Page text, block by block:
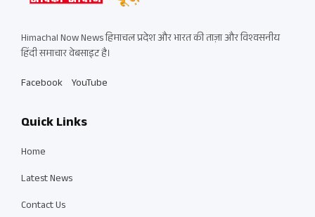
Himachal Now News हिमाचल प्रदेश और भारत की ताज़ा और विश्वसनीय
हिंदी समाचार वेबसाइट है।
Facebook YouTube
Quick Links
Home
Latest News
Contact Us